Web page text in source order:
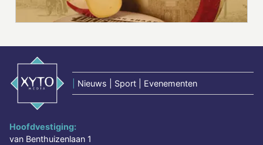
Nieuws | Sport | Evenementen
Hoofdvestiging:
van Benthuizenlaan 1